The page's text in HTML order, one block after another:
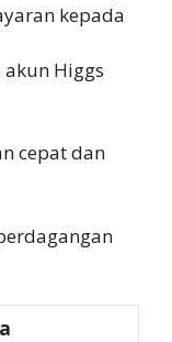
kepada
Higgs
cepat dan